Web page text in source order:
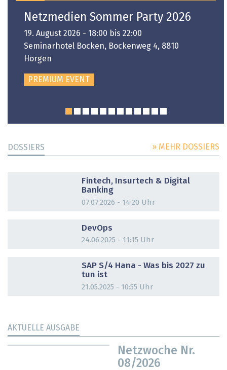
Netzmedien Sommer Party 2026
19. August 2026 - 18:00 bis 22:00
Seminarhotel Bocken, Bockenweg 4, 8810
Horgen
PREMIUM EVENT
DOSSIERS » MEHR DOSSIERS
Fintech, Insurtech & Digital
Banking
07.07.2026 - 14:20 Uhr
DevOps
24.06.2025 - 11:15 Uhr
SAP S/4 Hana - Was bis 2027 zu
tun ist
21.05.2025 - 10:55 Uhr
AKTUELLE AUSGABE
Netzwoche Nr.
08/2026